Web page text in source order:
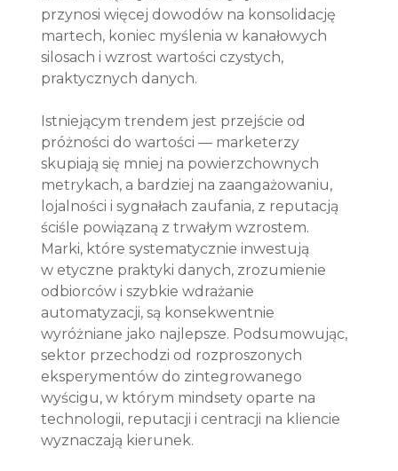
przynosi więcej dowodów na konsolidację
martech, koniec myślenia w kanałowych
silosach i wzrost wartości czystych,
praktycznych danych.
Istniejącym trendem jest przejście od
próżności do wartości — marketerzy
skupiają się mniej na powierzchownych
metrykach, a bardziej na zaangażowaniu,
lojalności i sygnałach zaufania, z reputacją
ściśle powiązaną z trwałym wzrostem.
Marki, które systematycznie inwestują
w etyczne praktyki danych, zrozumienie
odbiorców i szybkie wdrażanie
automatyzacji, są konsekwentnie
wyróżniane jako najlepsze. Podsumowując,
sektor przechodzi od rozproszonych
eksperymentów do zintegrowanego
wyścigu, w którym mindsety oparte na
technologii, reputacji i centracji na kliencie
wyznaczają kierunek.